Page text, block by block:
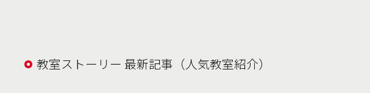
教室ストーリー 最新記事（人気教室紹介）